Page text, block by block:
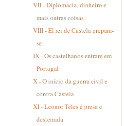
VII - Diplomacia, dinheiro e
mais outras coisas
VIII - El rei de Castela prepara-
se
IX - Os castelhanos entram em
Portugal
X - O início da guerra civil e
contra Castela
XI - Leonor Teles é presa e
desterrada